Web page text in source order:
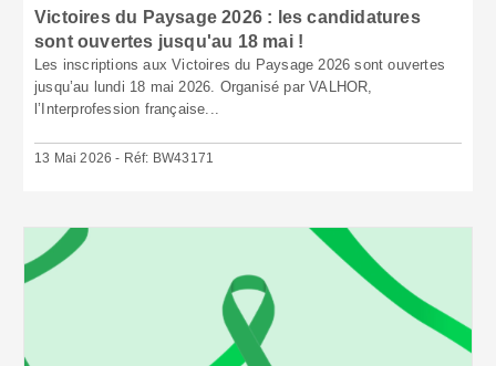
Victoires du Paysage 2026 : les candidatures
sont ouvertes jusqu'au 18 mai !
Les inscriptions aux Victoires du Paysage 2026 sont ouvertes
jusqu’au lundi 18 mai 2026. Organisé par VALHOR,
l’Interprofession française...
13 Mai 2026 - Réf: BW43171